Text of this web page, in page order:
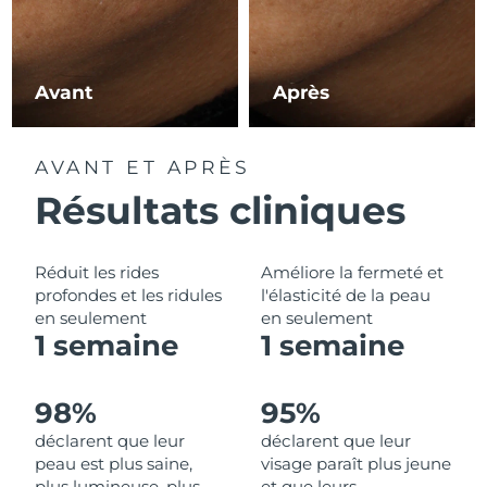
Avant Après
AVANT ET APRÈS
Résultats cliniques
Réduit les rides
profondes et les ridules
en seulement
1 semaine
Améliore la fermeté et
l'élasticité de la peau
en seulement
1 semaine
98%
déclarent que leur
peau est plus saine,
95%
déclarent que leur
visage paraît plus jeune
Philippines Livraison estimée
Pologne Livraison estimée
Porto Rico Livraison estimée
La Réunion Livraison estimée8/14/26
Roumanie Livraison estimée
Russie Livraison estimée
Arabie saoudite Livraison estimée